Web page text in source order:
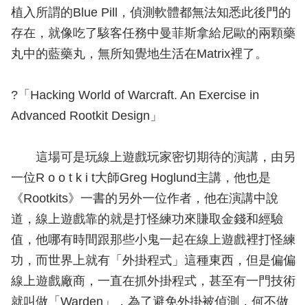
植入所謂的Blue Pill，偵測軟體都無法知悉此後門的
存在，就像吃了駭客任務中曼菲斯拿給尼歐的兩顆藥
丸中的藍藥丸，無所知覺地生活在Matrix裡了。
?「Hacking World of Warcraft. An Exercise in
Advanced Rootkit Design」
這場可是玩線上遊戲玩家密切期待的演講，由另
一位R o o t k i t大師Greg Hoglund主講，他也是
《Rootkits》一書的另外一位作者，他在演講中說
道，線上遊戲靠的就是打怪練功來賺取金錢和經驗
值，他哪有時間跟那些小鬼一起在線上遊戲裡打怪練
功，而世界上就有「外掛程式」這種東西，但是偏偏
線上遊戲廠商，一直在抓外掛程式，甚至有一門技術
就叫做「Warden」，為了避免外掛被偵測，何不做